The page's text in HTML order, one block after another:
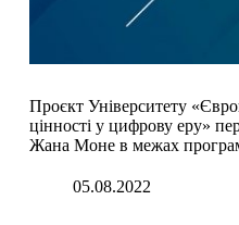
Проєкт Університету
цінності у цифрову еру»
Жана Моне в межах
05.08.2022